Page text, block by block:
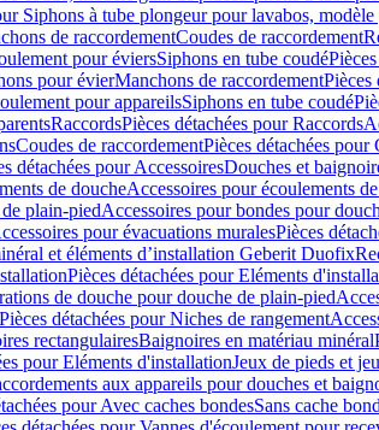
Siphons à tube plongeur pour lavabos,
de raccordementCoudes de raccordement
pour éviersSiphons en tube coudé
pour évierManchons de raccordementPièces
pour appareilsSiphons en tube coudé
RaccordsPièces détachées pour Raccords
Coudes de raccordementPièces détachées pour
détachées pour AccessoiresDouches et
de doucheAccessoires pour écoulements
plain-piedAccessoires pour bondes pour
pour évacuations muralesPièces
et éléments d’installation Geberit Duofix
Pièces détachées pour Eléments
de douche pour douche de plain-pied
Pièces détachées pour Niches de rangement
rectangulairesBaignoires en matériau minéral
pour Eléments d'installationJeux de pieds et
aux appareils pour douches et
pour Avec caches bondesSans cache